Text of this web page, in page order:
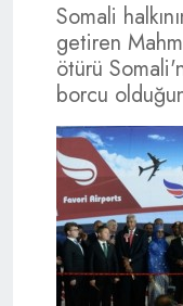
Somali
getiren
ötürü
borcu